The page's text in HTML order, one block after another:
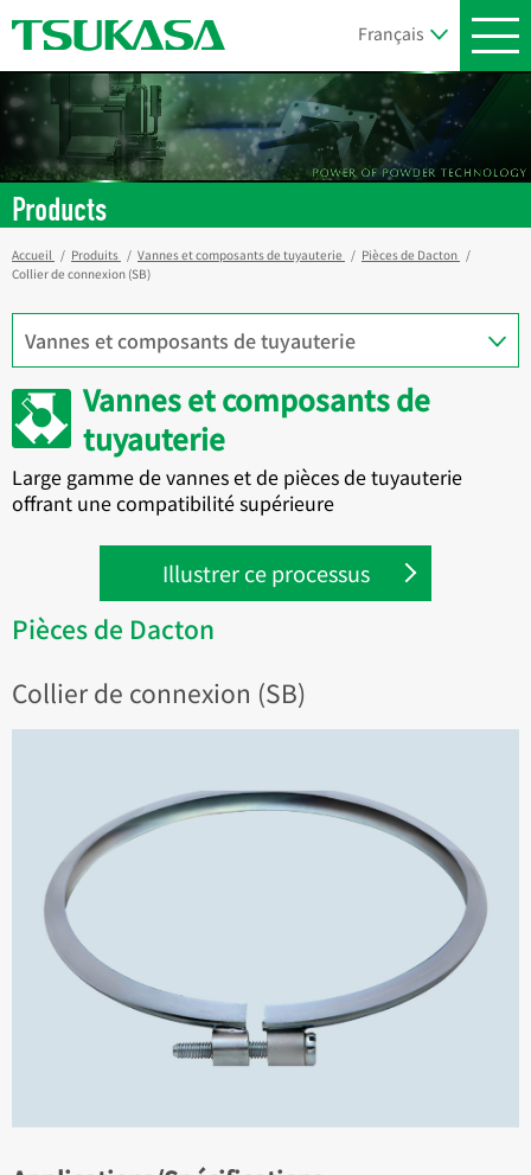
Products
Accueil Produits Vannes et composants de tuyauterie
Pièces de Dacton
Collier de connexion (SB)
Vannes et composants de
tuyauterie
Large gamme de vannes et de pièces de tuyauterie
offrant une compatibilité supérieure
Illustrer ce processus
Pièces de Dacton
Collier de connexion (SB)